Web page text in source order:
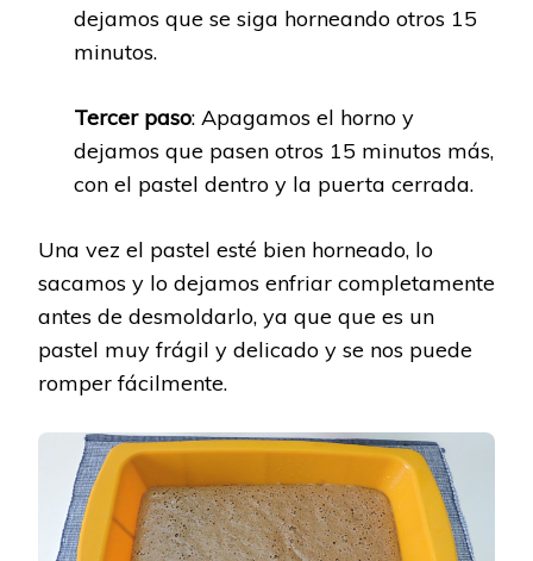
dejamos que se siga horneando otros 15
minutos.
Tercer paso: Apagamos el horno y
dejamos que pasen otros 15 minutos más,
con el pastel dentro y la puerta cerrada.
Una vez el pastel esté bien horneado, lo
sacamos y lo dejamos enfriar completamente
antes de desmoldarlo, ya que que es un
pastel muy frágil y delicado y se nos puede
romper fácilmente.